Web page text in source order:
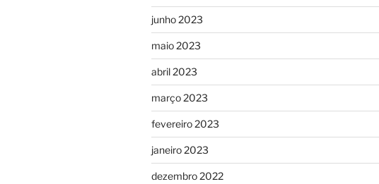
junho 2023
maio 2023
abril 2023
março 2023
fevereiro 2023
janeiro 2023
dezembro 2022